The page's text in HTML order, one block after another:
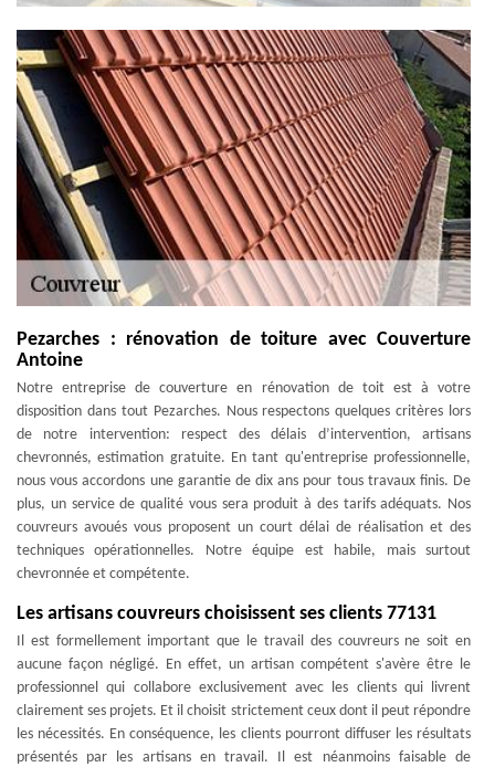
Pezarches : rénovation de toiture avec Couverture
Antoine
Notre entreprise de couverture en rénovation de toit est à votre
disposition dans tout Pezarches. Nous respectons quelques critères lors
de notre intervention: respect des délais d’intervention, artisans
chevronnés, estimation gratuite. En tant qu'entreprise professionnelle,
nous vous accordons une garantie de dix ans pour tous travaux finis. De
plus, un service de qualité vous sera produit à des tarifs adéquats. Nos
couvreurs avoués vous proposent un court délai de réalisation et des
techniques opérationnelles. Notre équipe est habile, mais surtout
chevronnée et compétente.
Les artisans couvreurs choisissent ses clients 77131
Il est formellement important que le travail des couvreurs ne soit en
aucune façon négligé. En effet, un artisan compétent s'avère être le
professionnel qui collabore exclusivement avec les clients qui livrent
clairement ses projets. Et il choisit strictement ceux dont il peut répondre
les nécessités. En conséquence, les clients pourront diffuser les résultats
présentés par les artisans en travail. Il est néanmoins faisable de